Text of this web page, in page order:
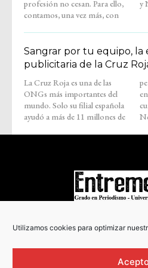
Utilizamos cookies para optimizar
profesión no cesan. Para ello,
contamos, una vez más, con
y
Sangrar por tu equipo, la
publicitaria de la Cruz
La Cruz Roja es una de las
ONGs más importantes del
mundo. Solo su filial española
ayudó a más de 11 millones de
personas en el mundo, pero
en 2023 tuvo problemas para
cumplir sus objetivos en